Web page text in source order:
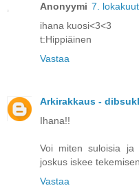
Anonyymi 7.
ihana kuosi<3<3
t:Hippiäinen
Vastaa
Arkirakkaus -
Ihana!!
Voi miten suloisia
joskus iskee
Vastaa